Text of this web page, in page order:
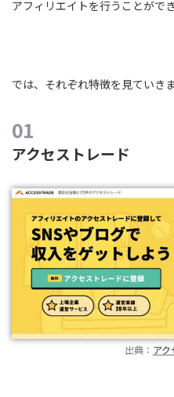
アフィリエイトを行うことがで
では、それぞれ特徴を見ていきま
アクセストレード
出典： ア